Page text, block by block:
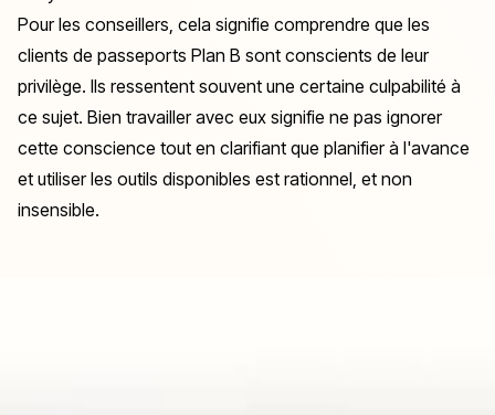
Pour les conseillers, cela signifie comprendre que les
clients de passeports Plan B sont conscients de leur
privilège. Ils ressentent souvent une certaine culpabilité à
ce sujet. Bien travailler avec eux signifie ne pas ignorer
cette conscience tout en clarifiant que planifier à l'avance
et utiliser les outils disponibles est rationnel, et non
insensible.